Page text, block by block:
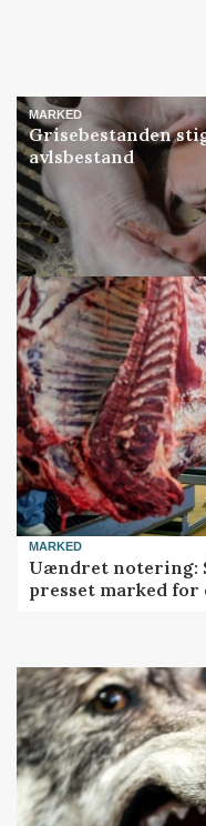
MARKED
Grisebestanden
avlsbestand
MARKED
Uændret notering:
presset marked for